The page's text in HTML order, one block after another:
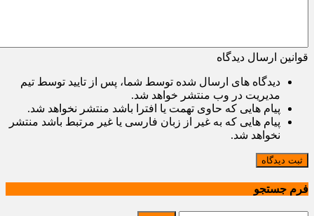
قوانین ارسال دیدگاه
دیدگاه های ارسال شده توسط شما، پس از تایید توسط تیم
مدیریت در وب منتشر خواهد شد.
پیام هایی که حاوی تهمت یا افترا باشد منتشر نخواهد شد.
پیام هایی که به غیر از زبان فارسی یا غیر مرتبط باشد منتشر
نخواهد شد.
ثبت دیدگاه
فرم جستجو